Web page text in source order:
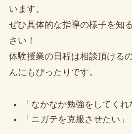
います。
ぜひ具体的な指導の様子を知
さい！
体験授業の日程は相談頂ける
んにもぴったりです。
「なかなか勉強をしてくれ
「ニガテを克服させたい」